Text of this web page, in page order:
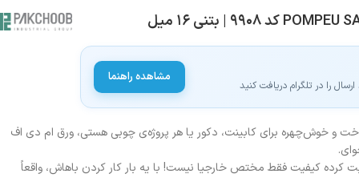
را در تلگرام دریافت کنید
مشاهده راهنما
و خوش‌چهره برای کابینت، دکور یا هر پروژه‌ی چوبی هستی، ورق ام دی اف
کرده کیفیت فقط مختص خارجیا نیست! با یه بار کار کردن باهاش، واقعاً